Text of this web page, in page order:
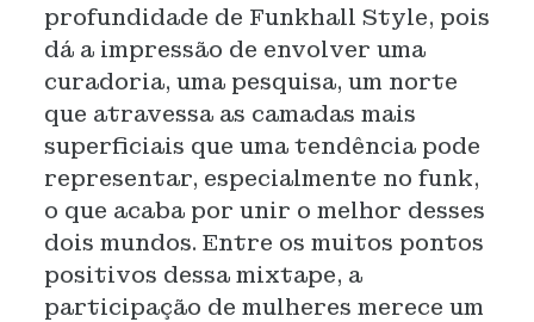
profundidade de Funkhall Style, pois
dá a impressão de envolver uma
curadoria, uma pesquisa, um norte
que atravessa as camadas mais
superficiais que uma tendência pode
representar, especialmente no funk,
o que acaba por unir o melhor desses
dois mundos. Entre os muitos pontos
positivos dessa mixtape, a
participação de mulheres merece um